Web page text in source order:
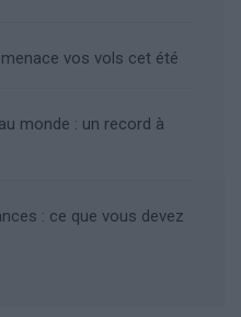
vos vols cet été
monde : un record à
: ce que vous devez